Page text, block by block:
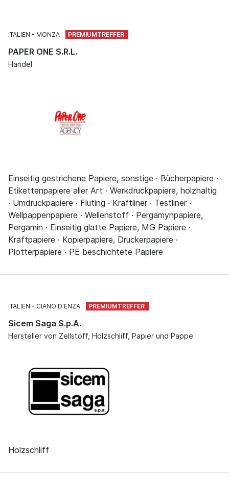
ITALIEN MONZA
PAPER ONE S.R.L.
Handel
Einseitig gestrichene Papiere, sonstige · Bücherpapiere ·
Etikettenpapiere aller Art · Werkdruckpapiere, holzhaltig
· Umdruckpapiere · Fluting · Kraftliner · Testliner ·
Wellpappenpapiere · Wellenstoff · Pergamynpapiere,
Pergamin · Einseitig glatte Papiere, MG Papiere ·
Kraftpapiere · Kopierpapiere, Druckerpapiere ·
Plotterpapiere · PE beschichtete Papiere
ITALIEN CIANO D'ENZA
Sicem Saga S.p.A.
Hersteller von Zellstoff, Holzschliff, Papier und Pappe
Holzschliff